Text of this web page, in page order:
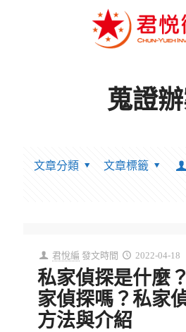
蒐證
文章分類 文章標籤
君悅編 發文時間 2022-04-18
私家偵探是什麼
家偵探嗎？私家
方法與介紹